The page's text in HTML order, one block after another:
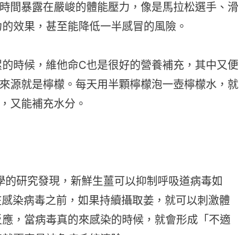
間暴露在嚴峻的體能壓力，像是馬拉松選手、滑
效果，甚至能降低一半感冒的風險。
時候，維他命C也是很好的營養補充，其中又便
源就是檸檬。每天用半顆檸檬泡一壺檸檬水，就
又能補充水分。
研究發現，新鮮生薑可以抑制呼吸道病毒如
染病毒之前，如果持續攝取姜，就可以刺激體
，當病毒真的來感染的時候，就會形成「不適